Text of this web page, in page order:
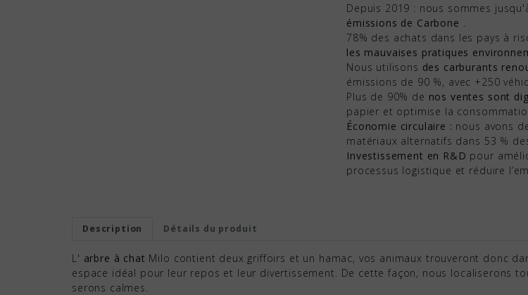
Depuis 2019 : nous sommes
émissions de Carbone .
78% des achats dans les pays à
les mauvaises pratiques
Nous utilisons des carburants
émissions de 90 %, avec +250
Plus de 90% de nos ventes sont
papier et optimise la
Économie circulaire : nous avons
matériaux alternatifs dans 53 %
Investissement en R&D pour
processus logistique et réduire
Description Détails du produit
L' arbre à chat Milo contient deux griffoirs et un hamac, vos animaux trouveront donc
espace idéal pour leur repos et leur divertissement. De cette façon, nous localiserons
serons calmes.